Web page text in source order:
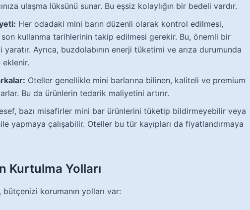
ulaşma lüksünü sunar. Bu eşsiz kolaylığın bir bedeli vardır.
Her odadaki mini barın düzenli olarak kontrol edilmesi,
son kullanma tarihlerinin takip edilmesi gerekir. Bu, önemli bir
Ayrıca, buzdolabının enerji tüketimi ve arıza durumunda
eklenir.
Oteller genellikle mini barlarına bilinen, kaliteli ve premium
Bu da ürünlerin tedarik maliyetini artırır.
bazı misafirler mini bar ürünlerini tüketip bildirmeyebilir veya
yapmaya çalışabilir. Oteller bu tür kayıpları da fiyatlandırmaya
Kurtulma Yolları
korumanın yolları var: